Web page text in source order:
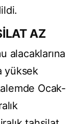
AZ
alacaklarına
yüksek
Ocak-